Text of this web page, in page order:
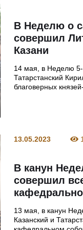
В Неделю о
совершил
Казани
14 мая, в Неделю
Татарстанский
благоверных
13.05.2023
В канун
совершил
13 мая, в канун
Казанский и